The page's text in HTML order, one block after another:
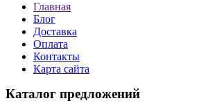
Главная
Блог
Доставка
Оплата
Контакты
Карта сайта
Каталог предложений